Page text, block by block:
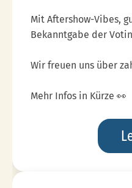
Mit Aftershow-Vibes,
Bekanntgabe der
Wir freuen uns über
Mehr Infos in Kürze 👀